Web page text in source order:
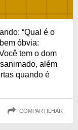
“Qual é o
óbvia:
tem o dom
além
quando é
COMPARTILHAR